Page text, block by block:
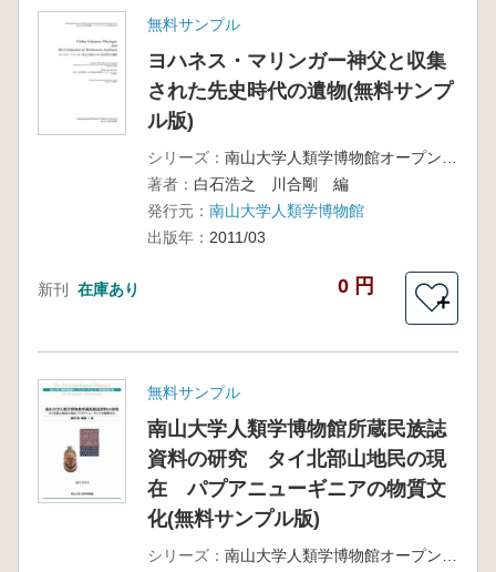
無料サンプル
ヨハネス・マリンガー神父と収集
された先史時代の遺物(無料サンプ
ル版)
シリーズ：
著者： 白石浩之 川合剛 編
発行元： 南山大学人類学博物館
出版年： 2011/03
新刊 在庫あり 0 円
＋
無料サンプル
南山大学人類学博物館所蔵民族誌
資料の研究 タイ北部山地民の現
在 パプアニューギニアの物質文
化(無料サンプル版)
シリーズ：